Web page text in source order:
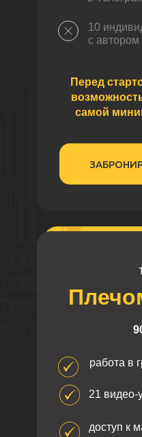
работа в
21 видео-
доступ к
Перед
самой
10
с автором